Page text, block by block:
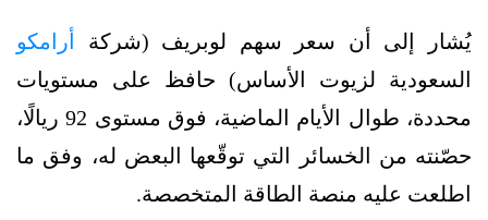
يُشار إلى أن سعر سهم لوبريف (شركة أرامكو
السعودية لزيوت الأساس) حافظ على مستويات
محددة، طوال الأيام الماضية، فوق مستوى 92 ريالًا،
حصّنته من الخسائر التي توقّعها البعض له، وفق ما
اطلعت عليه منصة الطاقة المتخصصة.